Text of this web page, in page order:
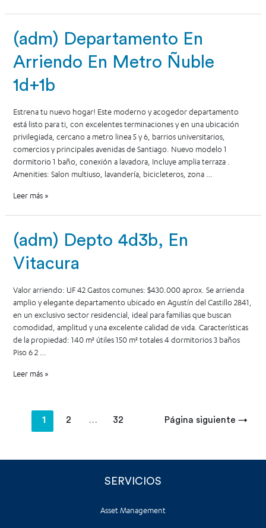
(adm) Departamento En
Arriendo En Metro Ñuble
1d+1b
Estrena tu nuevo hogar! Este moderno y acogedor departamento
está listo para ti, con excelentes terminaciones y en una ubicación
privilegiada, cercano a metro linea 5 y 6, barrios universitarios,
comercios y principales avenidas de Santiago. Nuevo modelo 1
dormitorio 1 baño, conexión a lavadora, Incluye amplia terraza .
Amenities: Salon multiuso, lavandería, bicicleteros, zona …
Leer más »
(adm) Depto 4d3b, En
Vitacura
Valor arriendo: UF 42 Gastos comunes: $430.000 aprox. Se arrienda
amplio y elegante departamento ubicado en Agustín del Castillo 2841,
en un exclusivo sector residencial, ideal para familias que buscan
comodidad, amplitud y una excelente calidad de vida. Características
de la propiedad: 140 m² útiles 150 m² totales 4 dormitorios 3 baños
Piso 6 2 …
Leer más »
1 2 … 32 Página siguiente →
SERVICIOS
Asset Management